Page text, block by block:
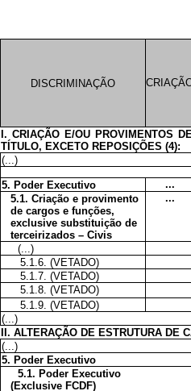
DISCRIMINAÇÃO
I. CRIAÇÃO E/OU PROVIMENTOS
TÍTULO, EXCETO REPOSIÇÕES (4):
(...)
5. Poder Executivo ...
5.1. Criação e provimento
de cargos e funções,
exclusive substituição de
terceirizados – Civis
...
(...)
5.1.6. (VETADO)
5.1.7. (VETADO)
5.1.8. (VETADO)
5.1.9. (VETADO)
(...)
II. ALTERAÇÃO DE ESTRUTURA DE
(...)
5. Poder Executivo
5.1. Poder Executivo
(Exclusive FCDF)